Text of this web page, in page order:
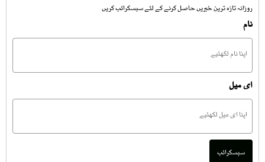
روزانہ تازہ ترین خبریں حاصل کرنے کے لئے سبسکرائب کریں
نام
ای میل
سبسکرائب